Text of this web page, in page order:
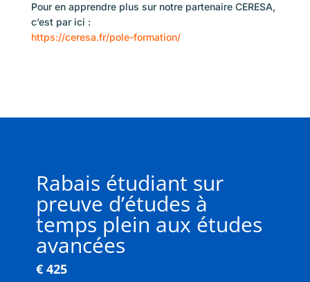
Pour en apprendre plus sur notre partenaire CERESA,
c’est par ici :
https://ceresa.fr/pole-formation/
Rabais étudiant sur
preuve d’études à
temps plein aux études
avancées
€ 425